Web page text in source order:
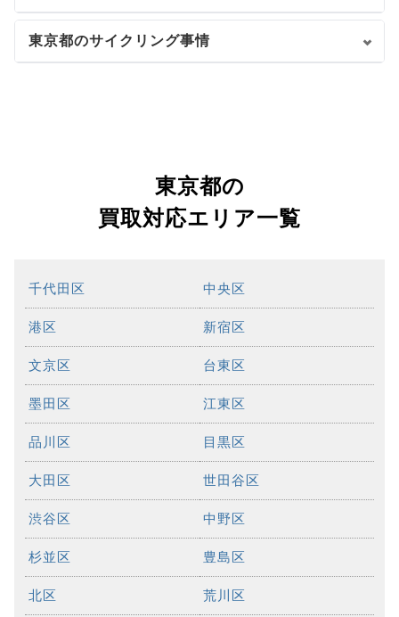
東京都のサイクリング事情
東京都の
買取対応エリア一覧
千代田区 中央区
港区 新宿区
文京区 台東区
墨田区 江東区
品川区 目黒区
大田区 世田谷区
渋谷区 中野区
杉並区 豊島区
北区 荒川区